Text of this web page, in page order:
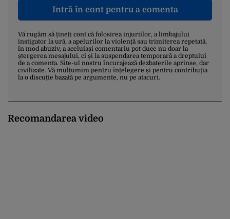
Intră în cont pentru a comenta
Vă rugăm să țineți cont că folosirea injuriilor, a limbajului
instigator la ură, a apelurilor la violență sau trimiterea repetată,
în mod abuziv, a aceluiași comentariu pot duce nu doar la
ștergerea mesajului, ci și la suspendarea temporară a dreptului
de a comenta. Site-ul nostru încurajează dezbaterile aprinse, dar
civilizate. Vă mulțumim pentru înțelegere și pentru contribuția
la o discuție bazată pe argumente, nu pe atacuri.
Recomandarea video